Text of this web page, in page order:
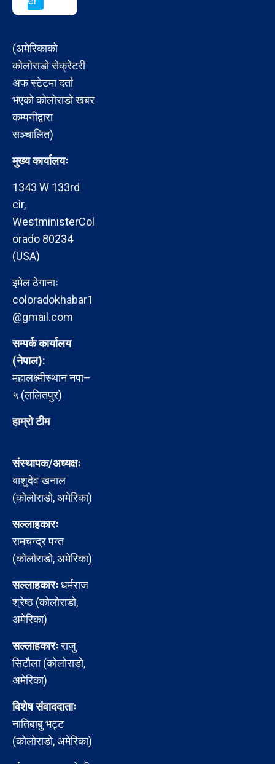
(अमेरिकाको
कोलोराडो सेक्रेटरी
अफ स्टेटमा दर्ता
भएको कोलोराडो खबर
कम्पनीद्वारा
सञ्चालित)
मुख्य कार्यालयः
1343 W 133rd
cir,
WestministerCol
orado 80234
(USA)
इमेल ठेगानाः
coloradokhabar1
@gmail.com
सम्पर्क कार्यालय
(नेपाल):
महालक्ष्मीस्थान नपा–
५ (ललितपुर)
हाम्रो टीम
संस्थापक/अध्यक्षः
बाशुदेव खनाल
(कोलोराडो, अमेरिका)
सल्लाहकारः
रामचन्द्र पन्त
(कोलोराडो, अमेरिका)
सल्लाहकारःधर्मराज
श्रेष्ठ (कोलोराडो,
अमेरिका)
सल्लाहकारःराजु
सिटौला (कोलोराडो,
अमेरिका)
विशेष संवाददाताः
नातिबाबु भट्ट
(कोलोराडो, अमेरिका)